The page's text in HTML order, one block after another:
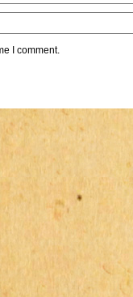
I comment.